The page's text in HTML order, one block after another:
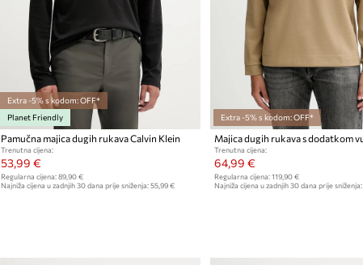
Extra -5% s kodom: OFF*
Planet Friendly
Pamučna majica dugih rukava Calvin Klein
Trenutna cijena:
53,99 €
Regularna cijena: 89,90 €
Najniža cijena u zadnjih 30 dana prije sniženja: 55,99 €
Extra -5% s kodom: OFF*
Trenutna cijena:
64,99 €
Regularna cijena: 119,90 €
Najniža cijena u zadnjih 30 dana prije sniženja: